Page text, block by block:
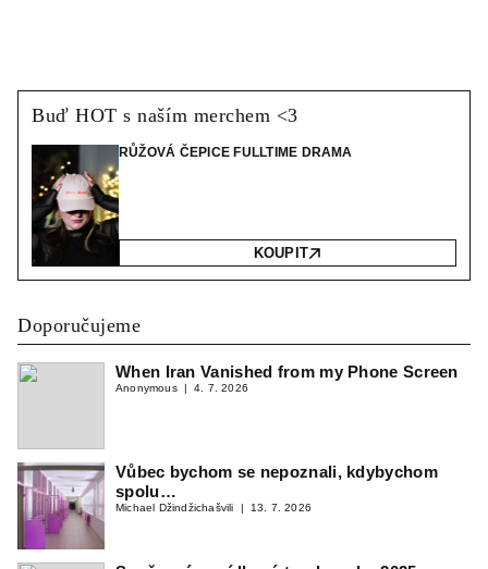
Buď HOT s naším merchem <3
RŮŽOVÁ ČEPICE FULLTIME DRAMA
KOUPIT
Doporučujeme
When Iran Vanished from my Phone Screen
Anonymous 4. 7. 2026
Vůbec bychom se nepoznali, kdybychom
spolu…
Michael Džindžichašvili 13. 7. 2026